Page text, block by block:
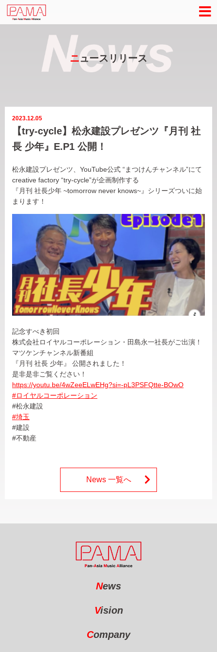
ニュースリリース
2023.12.05
【try-cycle】松永建設プレゼンツ『月刊 社
長 少年』E.P1 公開！
松永建設プレゼンツ、YouTube公式 “まつけんチャンネル”にて
creative factory “try-cycle”が企画制作する
『月刊 社長少年 ~tomorrow never knows~』シリーズついに始
まります！
記念すべき初回
株式会社ロイヤルコーポレーション・田島永一社長がご出演！
マツケンチャンネル新番組
『月刊 社長 少年』 公開されました！
是非是非ご覧ください！
https://youtu.be/4wZeeELwEHg?si=-pL3PSFQtte-BOwO
#ロイヤルコーポレーション
#松永建設
#埼玉
#建設
#不動産
News 一覧へ
News
Vision
Company